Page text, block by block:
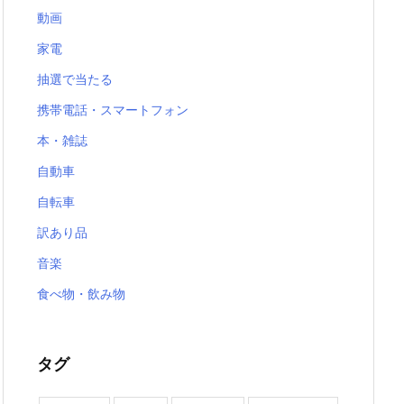
動画
家電
抽選で当たる
携帯電話・スマートフォン
本・雑誌
自動車
自転車
訳あり品
音楽
食べ物・飲み物
タグ